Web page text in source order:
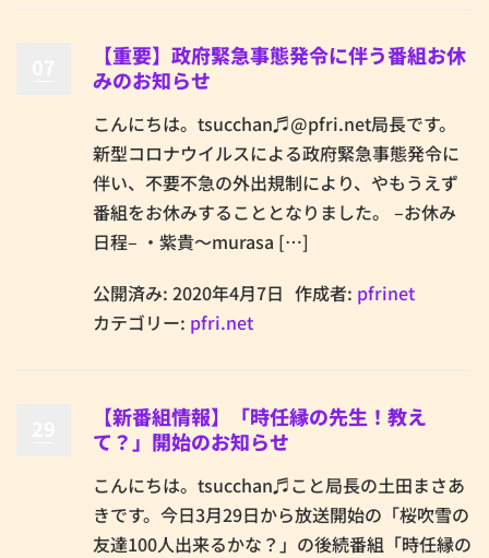
【重要】政府緊急事態発令に伴う番組お休
みのお知らせ
こんにちは。tsucchan♬@pfri.net局長です。
新型コロナウイルスによる政府緊急事態発令に
伴い、不要不急の外出規制により、やもうえず
番組をお休みすることとなりました。 –お休み
日程– ・紫貴～murasa […]
公開済み: 2020年4月7日 作成者: pfrinet
カテゴリー: pfri.net
【新番組情報】「時任縁の先生！教え
て？」開始のお知らせ
こんにちは。tsucchan♬こと局長の土田まさあ
きです。今日3月29日から放送開始の「桜吹雪の
友達100人出来るかな？」の後続番組「時任縁の